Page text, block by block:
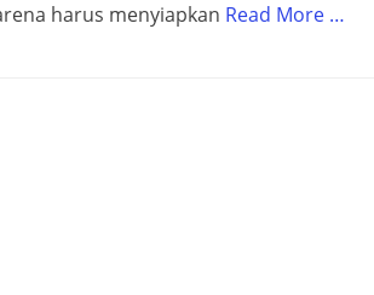
harus menyiapkan Read More …